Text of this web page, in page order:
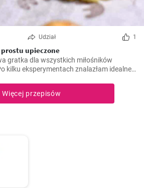
Udział 1
upieczone
gratka dla wszystkich miłośników
kilku eksperymentach znalazłam idealne
otrzymałam, gdy przygotowałam i
raz pierwszy, są po prostu bezcenne.
słodycz na przyjęcia i święta.
Więcej przepisów